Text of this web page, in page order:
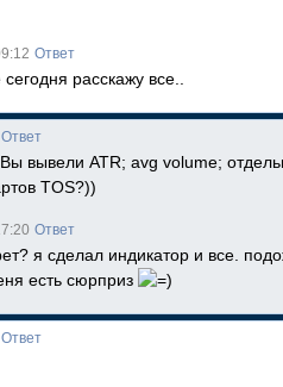
Ответ
расскажу все..
Ответ
вывели ATR; avg volume;
TOS?))
Ответ
я сделал индикатор и все.
есть сюрприз
Ответ